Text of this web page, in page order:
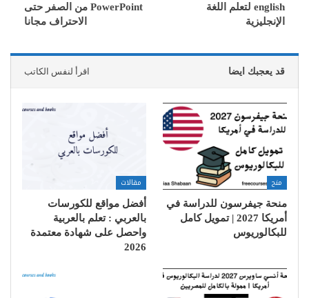
english لتعلم اللغة
الإنجليزية
PowerPoint من الصفر حتى
الاحتراف مجانا
قد يعجبك ايضا اقرأ لنفس الكاتب
منح
منحة جيفرسون للدراسة في
أمريكا 2027 | تمويل كامل
للبكالوريوس
مقالات
أفضل مواقع للكورسات
بالعربي : تعلم بالعربية
واحصل على شهادة معتمدة
2026